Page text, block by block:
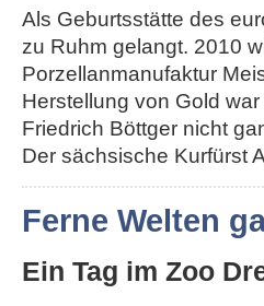
Als Geburtsstätte des
zu Ruhm gelangt. 2010
Porzellanmanufaktur
Herstellung von Gold
Friedrich Böttger nicht
Der sächsische Kurfürst
Ferne Welten
Ein Tag im Zoo